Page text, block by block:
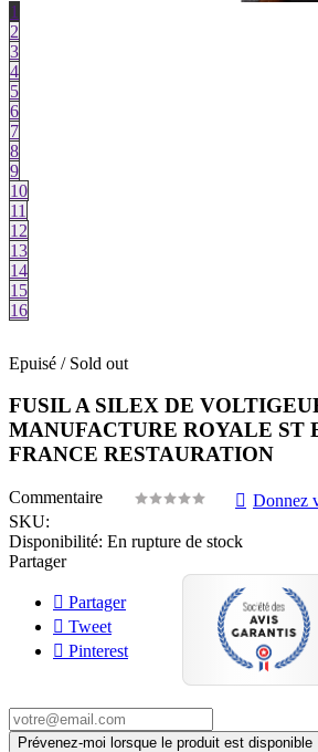
1
2
3
4
5
6
7
8
9
10
11
12
13
14
15
16
Epuisé / Sold out
FUSIL A SILEX DE
MANUFACTURE ROYALE ST
FRANCE RESTAURATION
Commentaire
Donnez
SKU:
Disponibilité: En rupture de stock
Partager
Partager
Tweet
Pinterest
Prévenez-moi lorsque le produit est disponible